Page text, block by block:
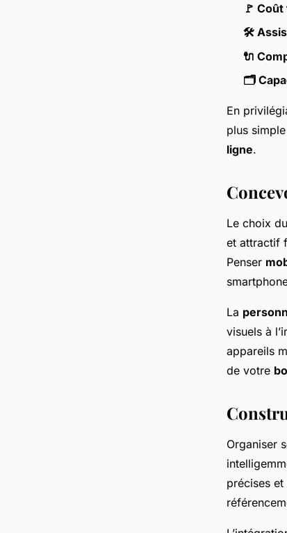
🚩
🛠️
🔌
🗂️
En
plus
ligne.
Le choix du
et attractif
Penser
La
visuels à
appareils
de votre
Organiser
précises